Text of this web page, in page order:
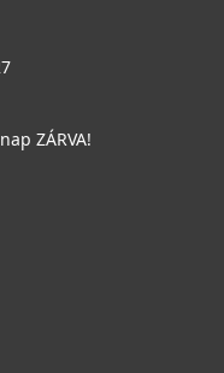
ZÁRVA!